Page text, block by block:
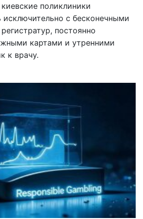
поликлиники
исключительно с бесконечными
постоянно
картами и утренними
к врачу.